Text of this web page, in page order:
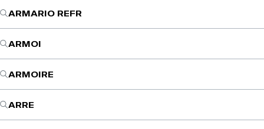
ARMARIO REFR
ARMOI
ARMOIRE
ARRE